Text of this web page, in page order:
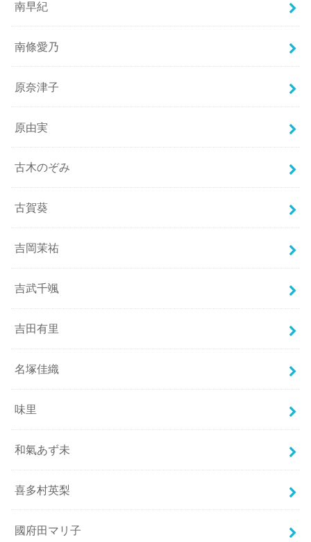
南早紀
南條愛乃
原奈津子
原由実
古木のぞみ
古賀葵
吉岡茉祐
吉武千颯
吉田有里
名塚佳織
味里
和氣あず未
喜多村英梨
國府田マリ子